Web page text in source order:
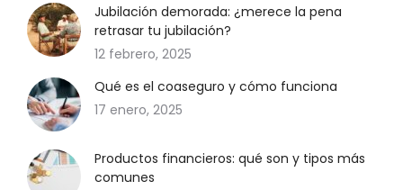
Jubilación demorada: ¿merece la pena
retrasar tu jubilación?
12 febrero, 2025
Qué es el coaseguro y cómo funciona
17 enero, 2025
Productos financieros: qué son y tipos más
comunes